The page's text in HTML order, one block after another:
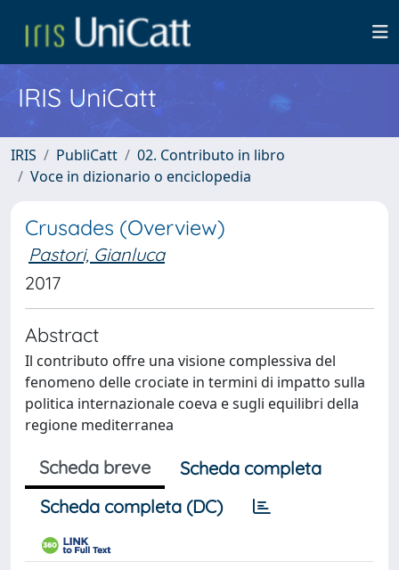
IRIS UniCatt
IRIS PubliCatt
02. Contributo in libro
Voce in dizionario o enciclopedia
Crusades (Overview)
Pastori, Gianluca
2017
Abstract
Il contributo offre una visione complessiva del
fenomeno delle crociate in termini di impatto sulla
politica internazionale coeva e sugli equilibri della
regione mediterranea
Scheda breve
Scheda completa
Scheda completa (DC)